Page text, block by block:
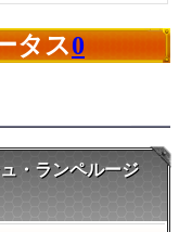
タス0
・ランペルージ